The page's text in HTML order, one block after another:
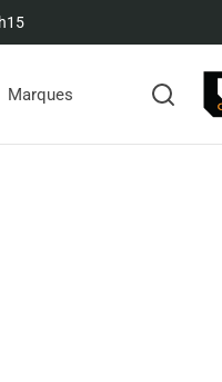
Marques